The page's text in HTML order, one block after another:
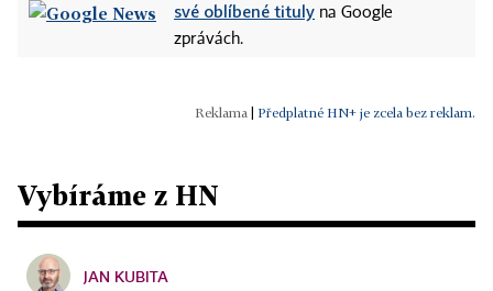
své oblíbené tituly na Google
zprávách.
Předplatné HN+ je zcela bez reklam.
Vybíráme z HN
JAN KUBITA